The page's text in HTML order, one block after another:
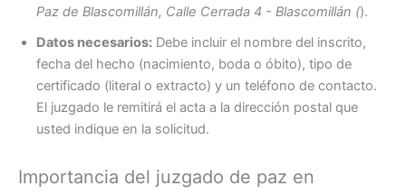
Paz de Blascomillán, Calle Cerrada 4 - Blascomillán ().
Datos necesarios: Debe incluir el nombre del inscrito,
fecha del hecho (nacimiento, boda o óbito), tipo de
certificado (literal o extracto) y un teléfono de contacto.
El juzgado le remitirá el acta a la dirección postal que
usted indique en la solicitud.
Importancia del juzgado de paz en